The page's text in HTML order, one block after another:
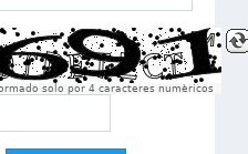
solo por 4 caracteres numèricos